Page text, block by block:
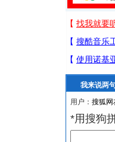
我来说两
用户：
*用搜狗